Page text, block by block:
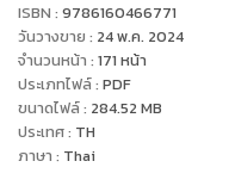
ISBN : 9786160466771
วันวางขาย : 24 พ.ค. 2024
จำนวนหน้า : 171 หน้า
ประเภทไฟล์: PDF
ขนาดไฟล์: 284.52 MB
ประเทศ: TH
ภาษา : Thai